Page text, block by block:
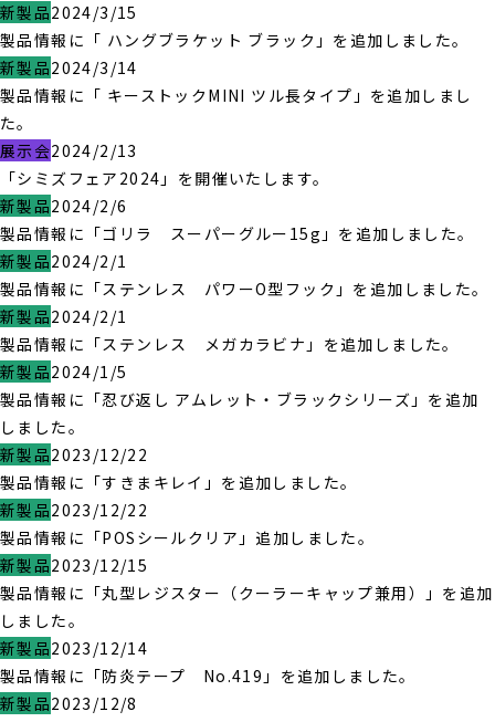
新製品2024/3/15
製品情報に「 ハングブラケット ブラック」を追加しました。
新製品2024/3/14
製品情報に「 キーストックMINI ツル長タイプ」を追加しまし
た。
展示会2024/2/13
「シミズフェア2024」を開催いたします。
新製品2024/2/6
製品情報に「ゴリラ スーパーグルー15g」を追加しました。
新製品2024/2/1
製品情報に「ステンレス パワーO型フック」を追加しました。
新製品2024/2/1
製品情報に「ステンレス メガカラビナ」を追加しました。
新製品2024/1/5
製品情報に「忍び返し アムレット・ブラックシリーズ」を追加
しました。
新製品2023/12/22
製品情報に「すきまキレイ」を追加しました。
新製品2023/12/22
製品情報に「POSシールクリア」追加しました。
新製品2023/12/15
製品情報に「丸型レジスター（クーラーキャップ兼用）」を追加
しました。
新製品2023/12/14
製品情報に「防炎テープ No.419」を追加しました。
新製品2023/12/8